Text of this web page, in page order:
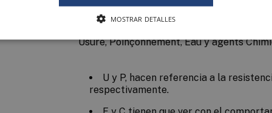
características evaluadas:
Usure, Poinçonnement, Eau y agents
U y P, hacen referencia a la
respectivamente.
MOSTRAR DETALLES